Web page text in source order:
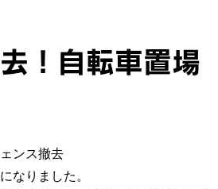
！自転車置場
ンス撤去
なりました。